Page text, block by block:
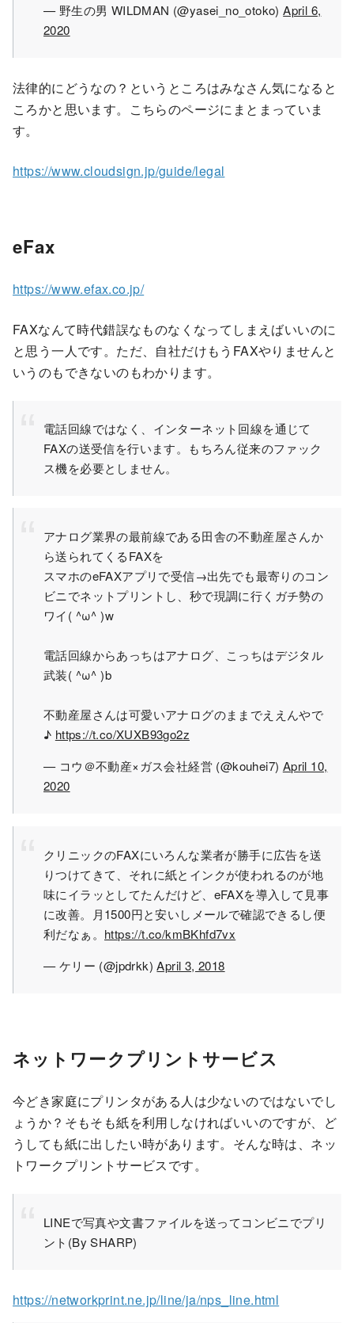
— 野生の男 WILDMAN (@yasei_no_otoko)April 6,
2020
法律的にどうなの？というところはみなさん気になると
ころかと思います。こちらのページにまとまっていま
す。
https://www.cloudsign.jp/guide/legal
eFax
https://www.efax.co.jp/
FAXなんて時代錯誤なものなくなってしまえばいいのに
と思う一人です。ただ、自社だけもうFAXやりませんと
いうのもできないのもわかります。
電話回線ではなく、インターネット回線を通じて
FAXの送受信を行います。もちろん従来のファック
ス機を必要としません。
アナログ業界の最前線である田舎の不動産屋さんか
ら送られてくるFAXを
スマホのeFAXアプリで受信→出先でも最寄りのコン
ビニでネットプリントし、秒で現調に行くガチ勢の
ワイ( ^ω^ )w
電話回線からあっちはアナログ、こっちはデジタル
武装( ^ω^ )b
不動産屋さんは可愛いアナログのままでええんやで
♪ https://t.co/XUXB93go2z
— コウ＠不動産×ガス会社経営 (@kouhei7) April 10,
2020
クリニックのFAXにいろんな業者が勝手に広告を送
りつけてきて、それに紙とインクが使われるのが地
味にイラッとしてたんだけど、eFAXを導入して見事
に改善。月1500円と安いしメールで確認できるし便
利だなぁ。 https://t.co/kmBKhfd7vx
— ケリー (@jpdrkk)April 3, 2018
ネットワークプリントサービス
今どき家庭にプリンタがある人は少ないのではないでし
ょうか？そもそも紙を利用しなければいいのですが、ど
うしても紙に出したい時があります。そんな時は、ネッ
トワークプリントサービスです。
LINEで写真や文書ファイルを送ってコンビニでプリ
ント(By SHARP)
https://networkprint.ne.jp/line/ja/nps_line.html